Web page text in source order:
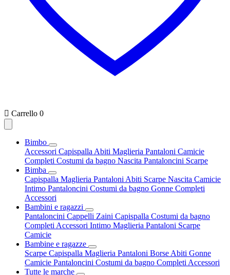
 Carrello 0
Bimbo
Accessori Capispalla Abiti Maglieria Pantaloni Camicie
Completi Costumi da bagno Nascita Pantaloncini Scarpe
Bimba
Capispalla Maglieria Pantaloni Abiti Scarpe Nascita Camicie
Intimo Pantaloncini Costumi da bagno Gonne Completi
Accessori
Bambini e ragazzi
Pantaloncini Cappelli Zaini Capispalla Costumi da bagno
Completi Accessori Intimo Maglieria Pantaloni Scarpe
Camicie
Bambine e ragazze
Scarpe Capispalla Maglieria Pantaloni Borse Abiti Gonne
Camicie Pantaloncini Costumi da bagno Completi Accessori
Tutte le marche